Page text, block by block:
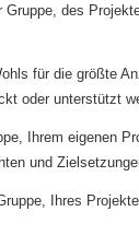
des
für die größte
oder unterstützt
Ihrem eigenen
und
Ihres